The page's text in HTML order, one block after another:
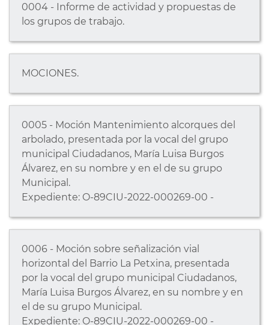
0004 - Informe de actividad y propuestas de
los grupos de trabajo.
MOCIONES.
0005 - Moción Mantenimiento alcorques del
arbolado, presentada por la vocal del grupo
municipal Ciudadanos, María Luisa Burgos
Álvarez, en su nombre y en el de su grupo
Municipal.
Expediente: O-89CIU-2022-000269-00 -
0006 - Moción sobre señalización vial
horizontal del Barrio La Petxina, presentada
por la vocal del grupo municipal Ciudadanos,
María Luisa Burgos Álvarez, en su nombre y en
el de su grupo Municipal.
Expediente: O-89CIU-2022-000269-00 -